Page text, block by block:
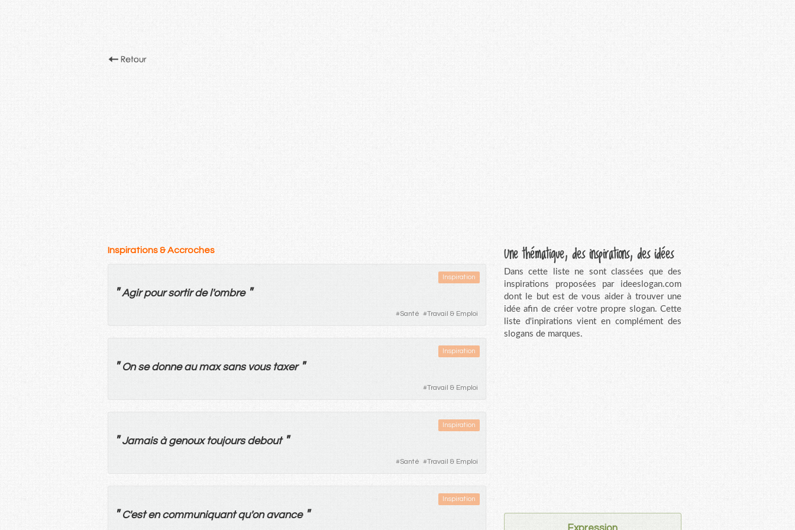
Inspirations & Accroches
Inspiration
" Agir pour sortir del'ombre "
#Santé #Travail & Emploi
Inspiration
" Onsedonne au max sans vous taxer "
#Travail & Emploi
Inspiration
" Jamais à genoux toujours debout "
#Santé #Travail & Emploi
Inspiration
"C'est en communiquantqu'on avance "
Une thématique, des inspirations, des idées
Dans cette liste ne sont classées que des
inspirations proposées par ideeslogan.com
dont le but est de vous aider à trouver une
idée afin de créer votre propre slogan. Cette
liste d'inpirations vient en complément des
slogans de marques.